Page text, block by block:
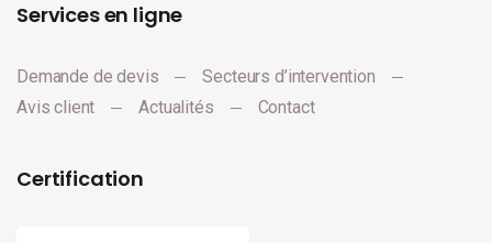
Services en ligne
Demande de devis
Secteurs d’intervention
Avis client
Actualités Contact
Certification